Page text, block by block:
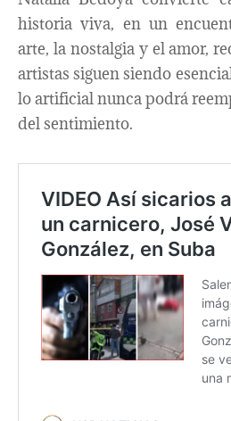
historia viva, en un
arte, la nostalgia y el amor,
artistas siguen siendo
lo artificial nunca podrá
del sentimiento.